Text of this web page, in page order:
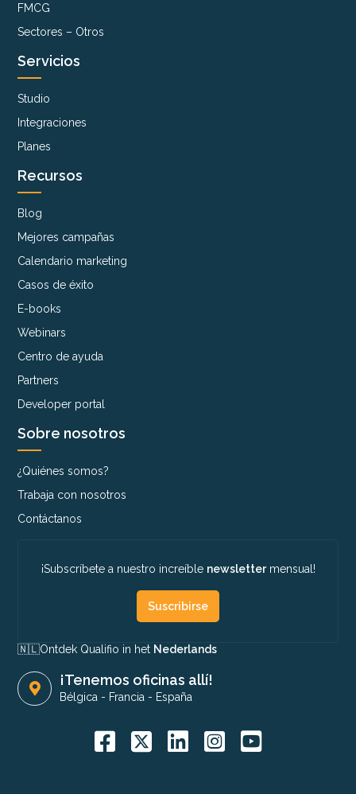
FMCG
Sectores – Otros
Servicios
Studio
Integraciones
Planes
Recursos
Blog
Mejores campañas
Calendario marketing
Casos de éxito
E-books
Webinars
Centro de ayuda
Partners
Developer portal
Sobre nosotros
¿Quiénes somos?
Trabaja con nosotros
Contáctanos
¡Subscríbete a nuestro increíble newslettermensual!
Suscribirse
🇳🇱​Ontdek Qualifio in het Nederlands
¡Tenemos oficinas allí!
Bélgica - Francia - España